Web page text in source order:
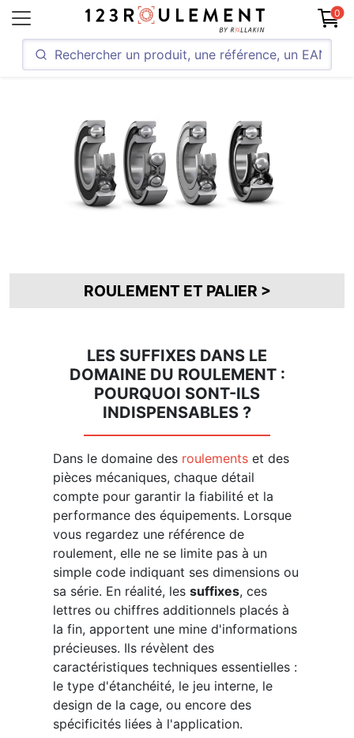
0
ROULEMENT ET PALIER
LES SUFFIXES DANS LE
DOMAINE DU ROULEMENT :
POURQUOI SONT-ILS
INDISPENSABLES ?
Dans le domaine des roulements et des
pièces mécaniques, chaque détail
compte pour garantir la fiabilité et la
performance des équipements. Lorsque
vous regardez une référence de
roulement, elle ne se limite pas à un
simple code indiquant ses dimensions ou
sa série. En réalité, lessuffixes, ces
lettres ou chiffres additionnels placés à
la fin, apportent une mine d'informations
précieuses. Ils révèlent des
caractéristiques techniques essentielles :
le type d'étanchéité, le jeu interne, le
design de la cage, ou encore des
spécificités liées à l'application.